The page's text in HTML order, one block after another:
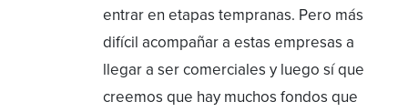
entrar en etapas tempranas. Pero más
difícil acompañar a estas empresas a
llegar a ser comerciales y luego sí que
creemos que hay muchos fondos que